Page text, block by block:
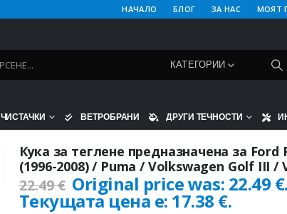
НАЧАЛО БЛОГ ЗА НАС МОЯТ
КАТЕГОРИИ
ЧИСТАЧКИ ВЕТРОБРАНИ ДРУГИ ТЕЧНОСТИ
Кука за теглене предназначена за Ford
(1996-2008) / Puma / Volkswagen Golf III /
22.49€ Original price was: 22.49 €.
Текущата цена е: 17.38 €.